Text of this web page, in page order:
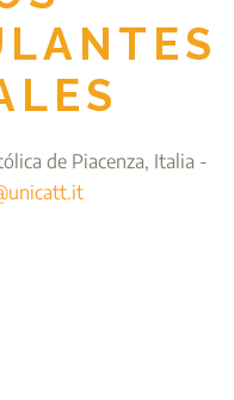
de Piacenza, Italia -